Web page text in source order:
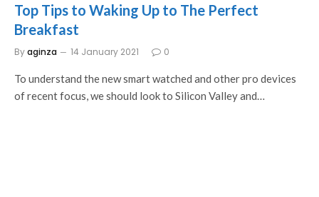
Top Tips to Waking Up to The Perfect
Breakfast
Byaginza 14 January 2021 0
To understand the new smart watched and other pro devices
of recent focus, we should look to Silicon Valley and…